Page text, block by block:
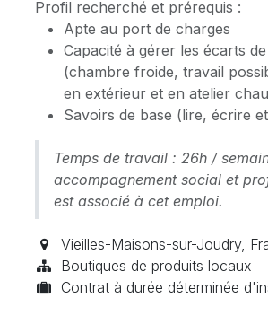
Profil recherché et prérequis :
Apte au port de charges
Capacité à gérer les écarts
(chambre froide, travail
en extérieur et en atelier
Savoirs de base (lire, écrire
Temps de travail : 26h /
accompagnement social et
est associé à cet emploi.
Vieilles-Maisons-sur-Joudry,
Boutiques de produits locaux
Contrat à durée déterminée